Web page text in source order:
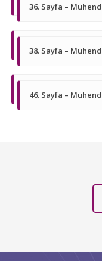
36. Sayfa –
38. Sayfa –
46. Sayfa –